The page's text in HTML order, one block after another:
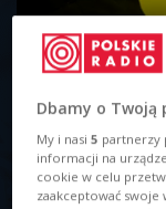
Dbamy o Twoją
My i nasi5 partnerzy
informacji na
cookie w celu
zaakceptować swoje